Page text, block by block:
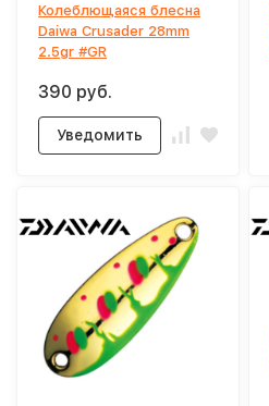
Колеблющаяся блесна
Daiwa Crusader 28mm
2.5gr #GR
390 руб.
Уведомить